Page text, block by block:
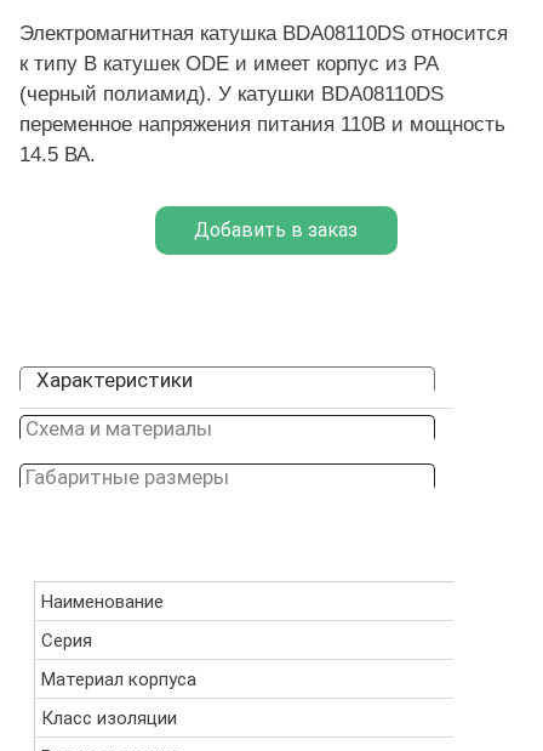
Электромагнитная катушка BDA08110DS относится
к типу B катушек ODE и имеет корпус из PA
(черный полиамид). У катушки BDA08110DS
переменное напряжения питания 110В и мощность
14.5 ВА.
Характеристики
Схема и материалы
Габаритные размеры
Наименование
Серия
Материал корпуса
Класс изоляции